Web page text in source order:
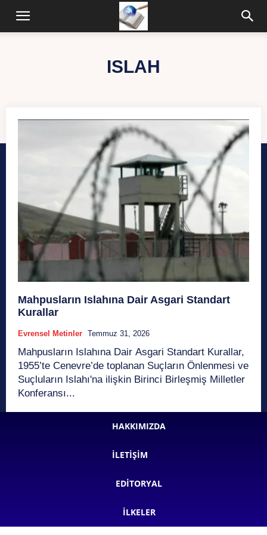
ISLAH
Mahpusların Islahına Dair Asgari Standart
Kurallar
Evrensel Metinler Temmuz 31, 2026
Mahpusların Islahına Dair Asgari Standart Kurallar,
1955’te Cenevre’de toplanan Suçların Önlenmesi ve
Suçluların Islahı'na ilişkin Birinci Birleşmiş Milletler
Konferansı...
HAKKIMIZDA
İLETIŞIM
EDITORYAL
İLKELER